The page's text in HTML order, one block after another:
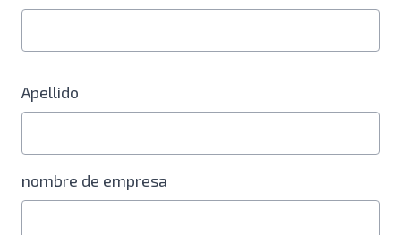
Apellido
nombre de empresa